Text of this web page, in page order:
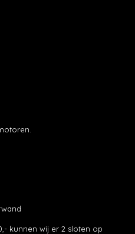
kunnen wij er 2 sloten op